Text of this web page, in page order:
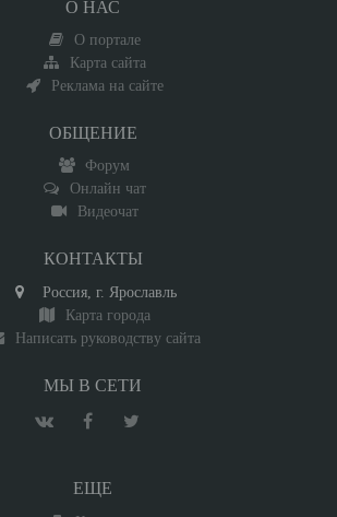
О НАС
О портале
Карта сайта
Реклама на сайте
ОБЩЕНИЕ
Форум
Онлайн чат
Видеочат
КОНТАКТЫ
Россия, г. Ярославль
Карта города
Написать руководству сайта
МЫ В СЕТИ
ЕЩЕ